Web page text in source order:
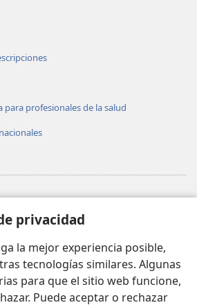
privacidad
la mejor experiencia posible,
tecnologías similares. Algunas
para que el sitio web funcione,
Puede aceptar o rechazar
profesionales de la salud
Watchtower™